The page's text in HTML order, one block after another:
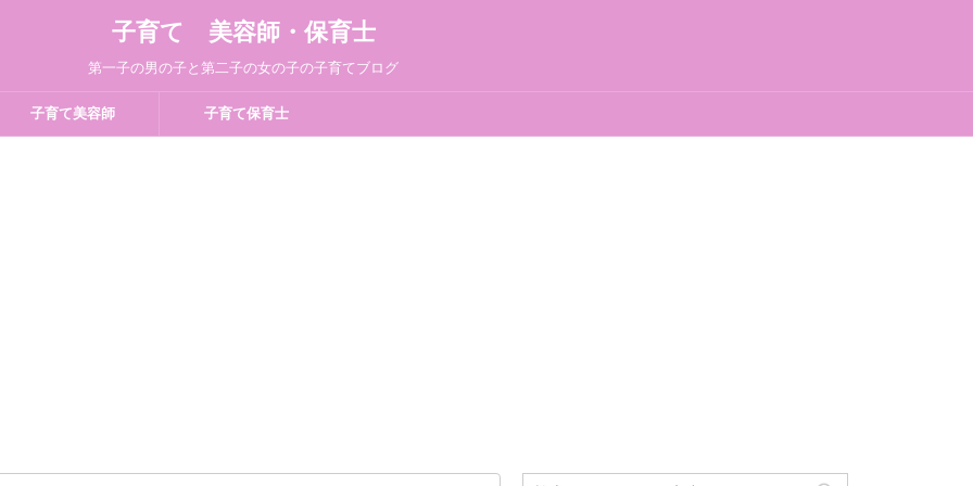
子育て 美容師・保育士
第一子の男の子と第二子の女の子の子育てブログ
子育て美容師 子育て保育士